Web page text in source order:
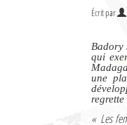
Écrit par
Badory
qui
une
« Les